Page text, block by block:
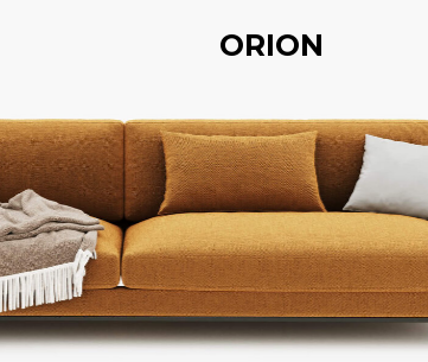
ORION